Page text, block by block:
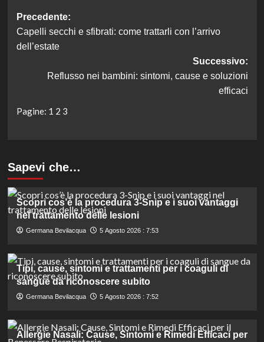
Navigazione
articolo
Precedente:
Capelli secchi e sfibrati: come trattarli con l’arrivo
dell’estate
Successivo:
Reflusso nei bambini: sintomi, cause e soluzioni
efficaci
Pagine: 1 2 3
Sapevi che…
Scopri cos’è la procedura 3-Snip e i suoi vantaggi
nel trattamento delle lesioni
Germana Bevilacqua 5 Agosto 2026 : 7:53
Tipi, cause, sintomi e trattamenti per i coaguli di
sangue da riconoscere subito
Germana Bevilacqua 5 Agosto 2026 : 7:52
Allergie Nasali: Cause, Sintomi e Rimedi Efficaci per